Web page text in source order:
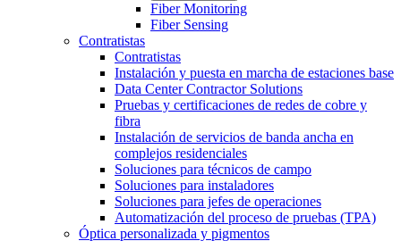
Fiber Monitoring
Fiber Sensing
Contratistas
Contratistas
Instalación y puesta en marcha de estaciones base
Data Center Contractor Solutions
Pruebas y certificaciones de redes de cobre y
fibra
Instalación de servicios de banda ancha en
complejos residenciales
Soluciones para técnicos de campo
Soluciones para instaladores
Soluciones para jefes de operaciones
Automatización del proceso de pruebas (TPA)
Óptica personalizada y pigmentos